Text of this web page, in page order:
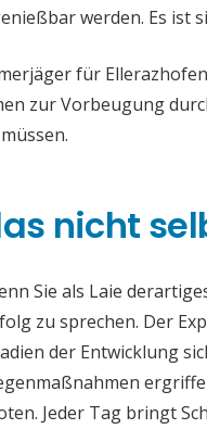
werden. Es ist
für
zur Vorbeugung
nicht
Sie als Laie
zu sprechen. Der
der Entwicklung
Jeder Tag bringt